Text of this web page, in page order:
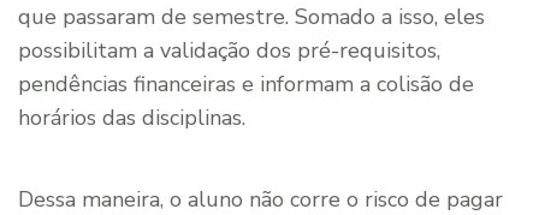
que passaram de semestre. Somado a isso, eles
possibilitam a validação dos pré-requisitos,
pendências financeiras e informam a colisão de
horários das disciplinas.
Dessa maneira, o aluno não corre o risco de pagar